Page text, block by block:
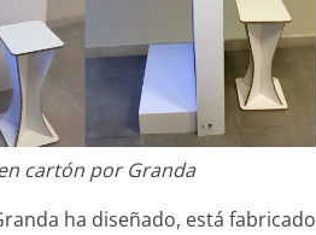
cartón por Granda
ha diseñado, está fabricado